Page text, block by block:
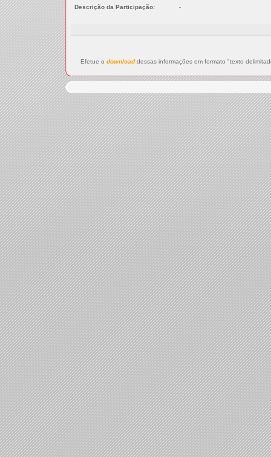
Descrição da Participação:
-
Efetue o downloaddessas informações em formato "texto